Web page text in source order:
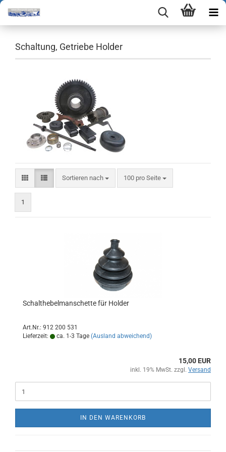
Schaltung, Getriebe Holder
Sortieren nach
Sortieren nach 100 pro Seite
pro Seite
1
Schalthebelmanschette für Holder
Art.Nr.: 912 200 531
Lieferzeit:
ca. 1-3 Tage (Ausland abweichend)
15,00 EUR
inkl. 19% MwSt. zzgl. Versand
IN DEN WARENKORB